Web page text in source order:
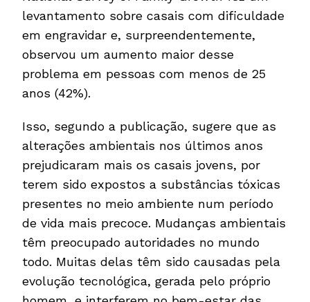
levantamento sobre casais com dificuldade
em engravidar e, surpreendentemente,
observou um aumento maior desse
problema em pessoas com menos de 25
anos (42%).
Isso, segundo a publicação, sugere que as
alterações ambientais nos últimos anos
prejudicaram mais os casais jovens, por
terem sido expostos a substâncias tóxicas
presentes no meio ambiente num período
de vida mais precoce. Mudanças ambientais
têm preocupado autoridades no mundo
todo. Muitas delas têm sido causadas pela
evolução tecnológica, gerada pelo próprio